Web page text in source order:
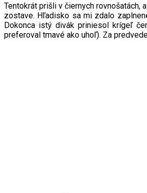
Tentokrát prišli v čiernych rovnošatách,
zostave. Hľadisko sa mi zdalo
Dokonca istý divák priniesol krígeľ
preferoval tmavé ako uhoľ). Za